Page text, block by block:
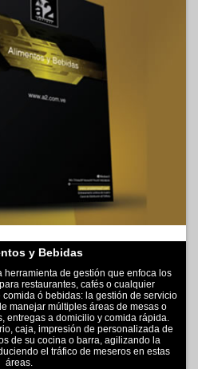
y Bebidas
herramienta de gestión que enfoca los
restaurantes, cafés o cualquier
ó bebidas: la gestión de servicio
manejar múltiples áreas de mesas o
entregas a domicilio y comida rápida.
caja, impresión de personalizada de
de su cocina o barra, agilizando la
el tráfico de meseros en estas
áreas.